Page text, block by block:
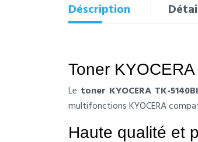
Déscription
Toner
Le toner KYOCERA TK-
multifonctions KYOCERA
Haute qualité et